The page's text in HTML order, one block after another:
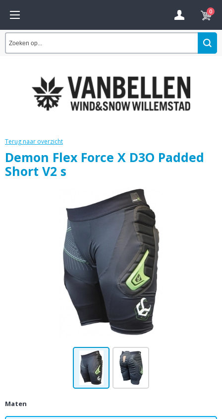
0
Terug naar overzicht
Demon Flex Force X D3O Padded
Short V2 s
Maten